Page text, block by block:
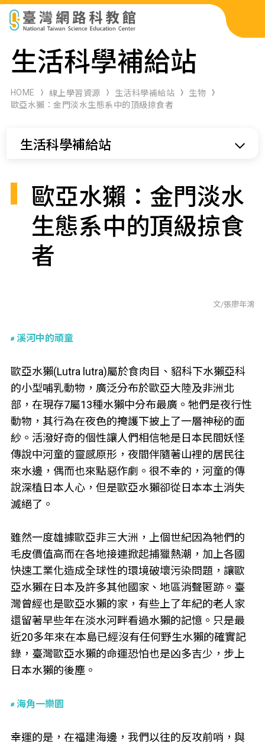
科展作品檢索
科學研習月刊
生活科學補給站
HOME 線上學習資源 生活科學補給站
生物
歐亞水獺：金門淡水生態系中的頂級掠食者
生活科學補給站
歐亞水獺：金門淡水
生態系中的頂級掠食
者
文/張廖年鴻
溪河中的頑童
歐亞水獺(Lutra lutra)屬於食肉目、貂科下水獺亞科
的小型哺乳動物，廣泛分布於歐亞大陸及非洲北
部，在現存7屬13種水獺中分布最廣。牠們是夜行性
動物，其行為在夜色的掩護下披上了一層神秘的面
紗。活潑好奇的個性讓人們相信牠是日本民間妖怪
傳說中河童的靈感原形，夜間伴隨著山裡的居民往
來水邊，偶而也來點惡作劇。很不幸的，河童的傳
說深植日本人心，但是歐亞水獺卻從日本本土消失
滅絕了。
雖然一度雄據歐亞非三大洲，上個世紀因為牠們的
毛皮價值高而在各地接連掀起捕獵熱潮，加上各國
快速工業化造成全球性的環境破壞污染問題，讓歐
亞水獺在日本及許多其他國家、地區消聲匿跡。臺
灣曾經也是歐亞水獺的家，有些上了年紀的老人家
還留著早些年在淡水河畔看過水獺的記憶。只是最
近20多年來在本島已經沒有任何野生水獺的確實記
錄，臺灣歐亞水獺的命運恐怕也是凶多吉少，步上
日本水獺的後塵。
海角一樂園
幸運的是，在福建海邊，我們以往的反攻前哨，與